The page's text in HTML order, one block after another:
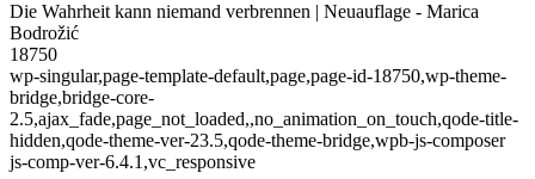
Die Wahrheit kann niemand verbrennen | Neuauflage - Marica
Bodrožić
18750
wp-singular,page-template-default,page,page-id-18750,wp-theme-
bridge,bridge-core-
2.5,ajax_fade,page_not_loaded,,no_animation_on_touch,qode-title-
hidden,qode-theme-ver-23.5,qode-theme-bridge,wpb-js-composer
js-comp-ver-6.4.1,vc_responsive